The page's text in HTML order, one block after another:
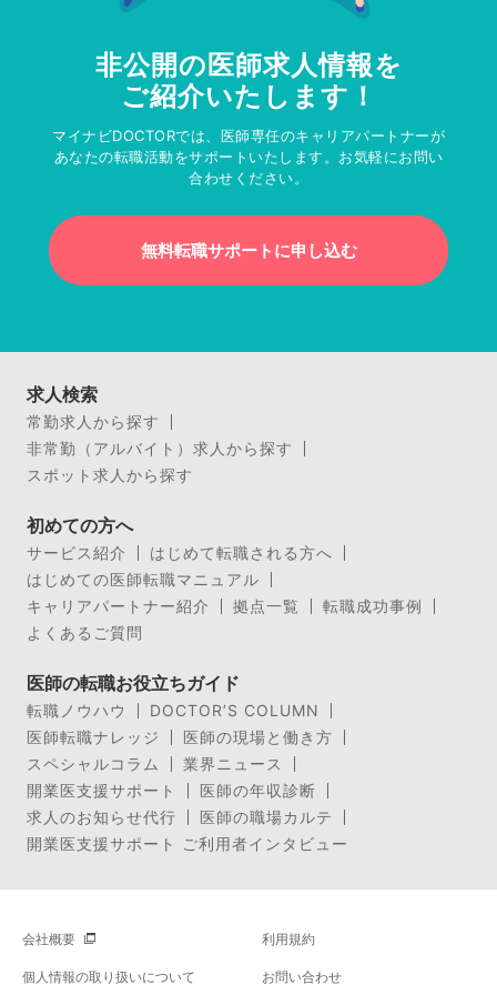
非公開の医師求人情報を
ご紹介いたします！
マイナビDOCTORでは、医師専任のキャリアパートナーが
あなたの転職活動をサポートいたします。お気軽にお問い
合わせください。
無料転職サポートに申し込む
求人検索
常勤求人から探す
非常勤（アルバイト）求人から探す
スポット求人から探す
初めての方へ
サービス紹介
はじめて転職される方へ
はじめての医師転職マニュアル
キャリアパートナー紹介
拠点一覧
転職成功事例
よくあるご質問
医師の転職お役立ちガイド
転職ノウハウ
DOCTOR’S COLUMN
医師転職ナレッジ
医師の現場と働き方
スペシャルコラム
業界ニュース
開業医支援サポート
医師の年収診断
求人のお知らせ代行
医師の職場カルテ
開業医支援サポート ご利用者インタビュー
会社概要 利用規約
個人情報の取り扱いについて お問い合わせ